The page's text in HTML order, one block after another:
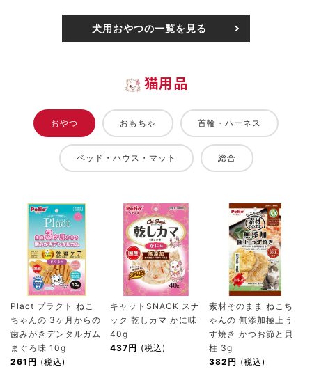
犬用おやつの一覧を見る
猫用品
おやつ おもちゃ 首輪・ハーネス
ベッド・ハウス・マット 総合
Plact プラクト ねこ
ちゃんの 3ヶ月からの
歯みがきデンタルガム
まぐろ味 10g
261円 (税込)
キャットSNACK スナ
ック 乾しカマ かに味
40g
437円 (税込)
素材そのまま ねこち
ゃんの 無添加極上う
す焼き かつお節と貝
柱 3g
382円 (税込)